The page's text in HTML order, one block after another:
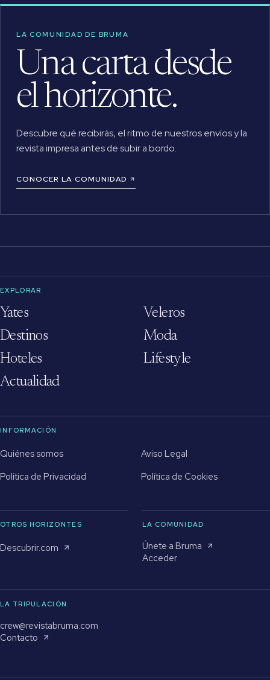
LA COMUNIDAD DE BRUMA
Una carta desde
el horizonte.
Descubre qué recibirás, el ritmo de nuestros envíos y la
revista impresa antes de subir a bordo.
CONOCER LA COMUNIDAD
EXPLORAR
Yates
Veleros
Destinos
Moda
Hoteles
Lifestyle
Actualidad
INFORMACIÓN
Quiénes somos
Aviso Legal
Política de Privacidad
Política de Cookies
OTROS HORIZONTES
Descubrir.com
LA COMUNIDAD
Únete a Bruma
Acceder
LA TRIPULACIÓN
crew@revistabruma.com
Contacto